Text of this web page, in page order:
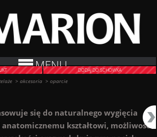
MENU DODAJ DO SCHOWKA
>akcesoria >oparcie
się do naturalnego wygięcia
anatomicznemu kształtowi, możliwości